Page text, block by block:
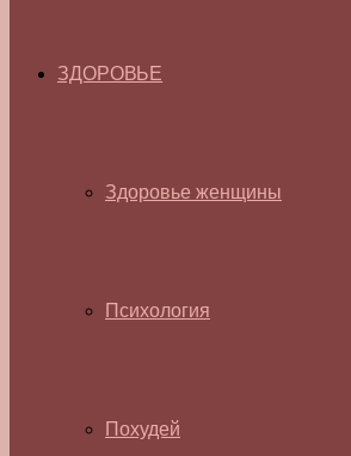
ЗДОРОВЬЕ
Здоровье женщины
Психология
Похудей